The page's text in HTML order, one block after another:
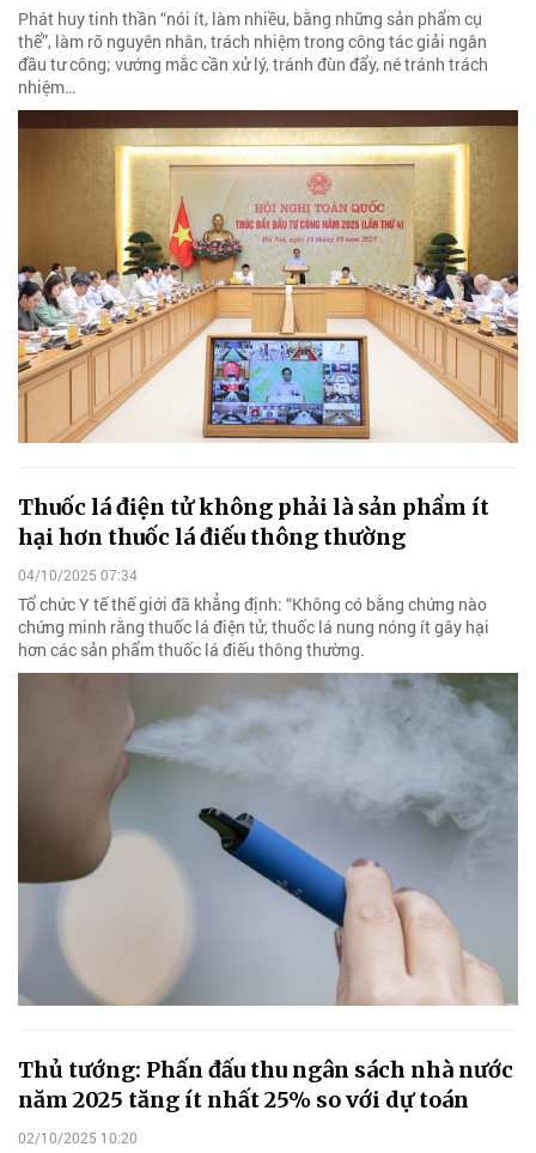
Phát huy tinh thần “nói ít, làm nhiều, bằng những sản phẩm cụ
thể”, làm rõ nguyên nhân, trách nhiệm trong công tác giải ngân
đầu tư công; vướng mắc cần xử lý, tránh đùn đẩy, né tránh trách
nhiệm…
Thuốc lá điện tử không phải là sản phẩm ít
hại hơn thuốc lá điếu thông thường
04/10/2025 07:34
Tổ chức Y tế thế giới đã khẳng định: “Không có bằng chứng nào
chứng minh rằng thuốc lá điện tử, thuốc lá nung nóng ít gây hại
hơn các sản phẩm thuốc lá điếu thông thường.
Thủ tướng: Phấn đấu thu ngân sách nhà nước
năm 2025 tăng ít nhất 25% so với dự toán
02/10/2025 10:20